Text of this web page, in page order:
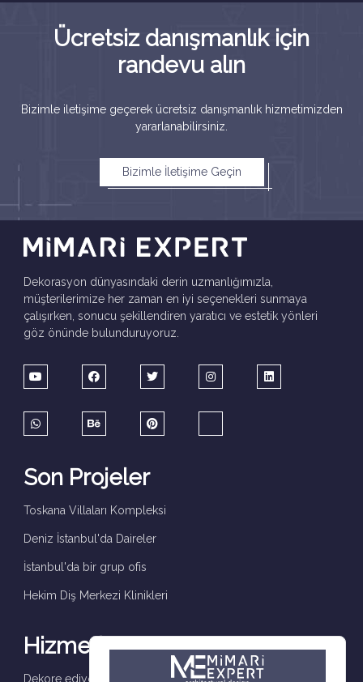
Ücretsiz danışmanlık için
randevu alın
Bizimle iletişime geçerek ücretsiz danışmanlık hizmetimizden
yararlanabilirsiniz.
Bizimle İletişime Geçin
Dekorasyon dünyasındaki derin uzmanlığımızla,
müşterilerimize her zaman en iyi seçenekleri sunmaya
çalışırken, sonucu şekillendiren yaratıcı ve estetik yönleri
göz önünde bulunduruyoruz.
Son Projeler
Toskana Villaları Kompleksi
Deniz İstanbul'da Daireler
İstanbul'da bir grup ofis
Hekim Diş Merkezi Klinikleri
Hizmetler
Dekore ediyoruz ve tamamlıyoruz